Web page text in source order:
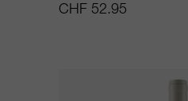
CHF 52.95